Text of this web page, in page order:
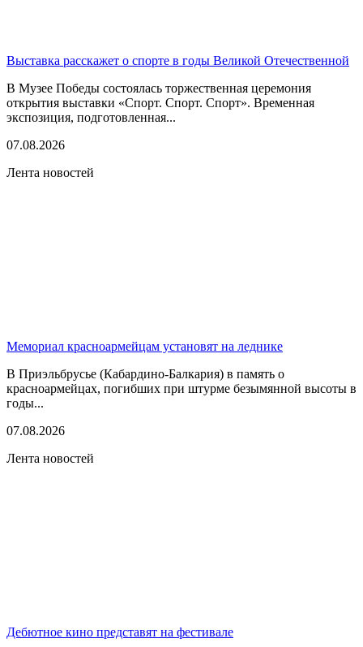
Выставка расскажет о спорте в годы Великой Отечественной
В Музее Победы состоялась торжественная церемония
открытия выставки «Спорт. Спорт. Спорт». Временная
экспозиция, подготовленная...
07.08.2026
Лента новостей
Мемориал красноармейцам установят на леднике
В Приэльбрусье (Кабардино-Балкария) в память о
красноармейцах, погибших при штурме безымянной высоты в
годы...
07.08.2026
Лента новостей
Дебютное кино представят на фестивале